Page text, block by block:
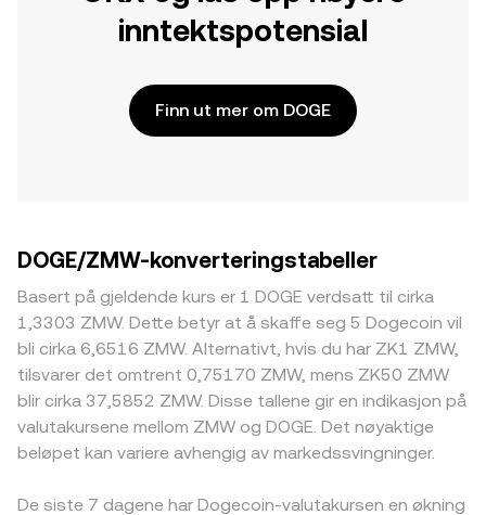
inntektspotensial
Finn ut mer om DOGE
DOGE/ZMW-konverteringstabeller
Basert på gjeldende kurs er 1 DOGE verdsatt til cirka
1,3303 ZMW. Dette betyr at å skaffe seg 5 Dogecoin vil
bli cirka 6,6516 ZMW. Alternativt, hvis du har ZK1 ZMW,
tilsvarer det omtrent 0,75170 ZMW, mens ZK50 ZMW
blir cirka 37,5852 ZMW. Disse tallene gir en indikasjon på
valutakursene mellom ZMW og DOGE. Det nøyaktige
beløpet kan variere avhengig av markedssvingninger.
De siste 7 dagene har Dogecoin-valutakursen en økning